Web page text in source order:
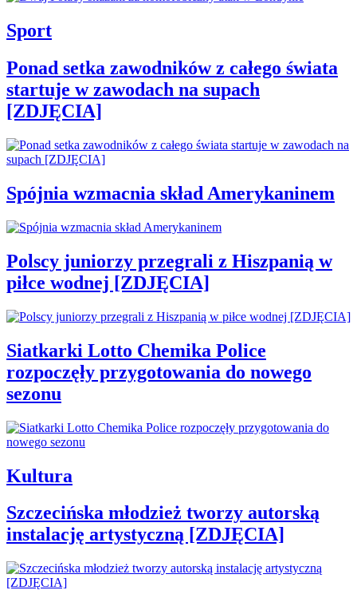
Sport
Ponad setka zawodników z całego świata
startuje w zawodach na supach
[ZDJĘCIA]
Spójnia wzmacnia skład Amerykaninem
Polscy juniorzy przegrali z Hiszpanią w
piłce wodnej [ZDJĘCIA]
Siatkarki Lotto Chemika Police
rozpoczęły przygotowania do nowego
sezonu
Kultura
Szczecińska młodzież tworzy autorską
instalację artystyczną [ZDJĘCIA]